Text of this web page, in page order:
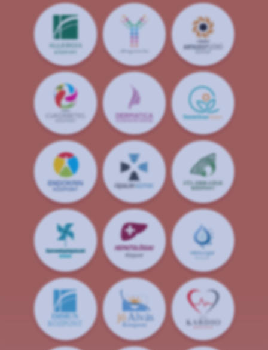
IMMUN
KÖZPONT
jóAlvás
Központ